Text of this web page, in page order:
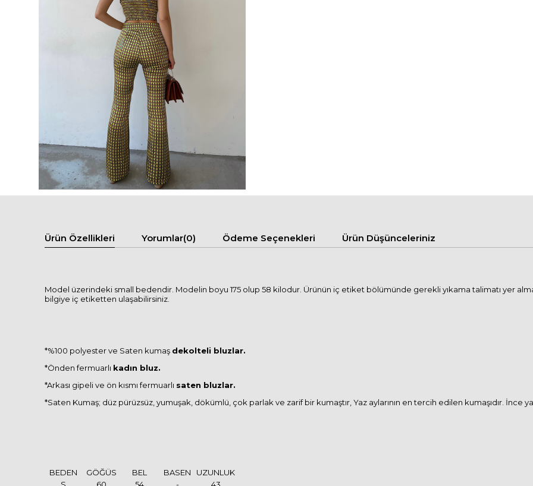
Ürün Özellikleri Yorumlar(0) Ödeme Seçenekleri Ürün Düşünceleriniz
Model üzerindeki small bedendir. Modelin boyu 175 olup 58 kilodur. Ürünün iç etiket bölümünde gerekli yıkama talimatı yer
bilgiye iç etiketten ulaşabilirsiniz.
*%100 polyester ve Saten kumaş dekolteli bluzlar.
*Önden fermuarlı kadın bluz.
*Arkası gipeli ve ön kısmı fermuarlı saten bluzlar.
*Saten Kumaş; düz pürüzsüz, yumuşak, dökümlü, çok parlak ve zarif bir kumaştır, Yaz aylarının en tercih edilen kumaşıdır. İnce
BEDEN GÖĞÜS BEL BASEN
UZUNLUK
S
60 54 -
43